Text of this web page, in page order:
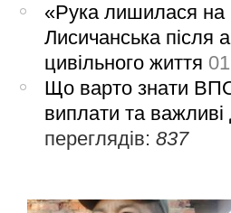
«Рука лишилася на
Лисичанська після
цивільного життя
Що варто знати
виплати та важливі
переглядів:837